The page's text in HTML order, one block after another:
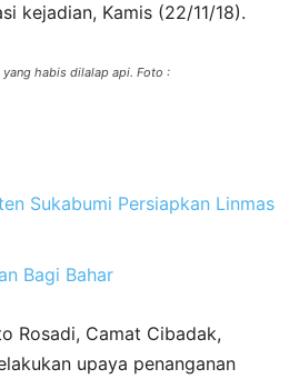
kejadian, Kamis (22/11/18).
habis dilalap api. Foto :
Sukabumi Persiapkan Linmas
Bagi Bahar
Rosadi, Camat Cibadak,
upaya penanganan